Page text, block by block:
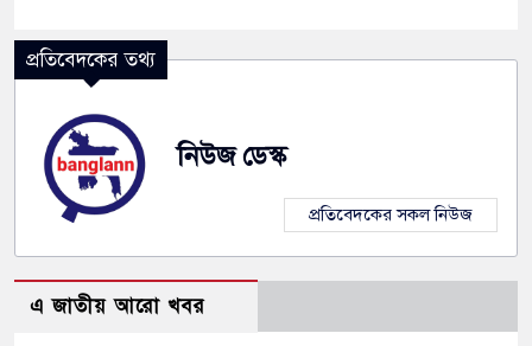
প্রতিবেদকের তথ্য
নিউজ ডেস্ক
প্রতিবেদকের সকল নিউজ
এ জাতীয় আরো খবর